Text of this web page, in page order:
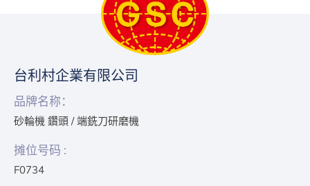
台利村企業有限公司
品牌名称：
砂輪機 鑽頭 / 端銑刀研磨機
摊位号码 :
F0734